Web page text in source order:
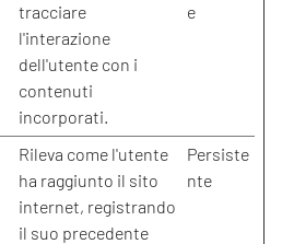
tracciare
l'interazione
dell'utente con i
contenuti
incorporati.
e
Rileva come l'utente
ha raggiunto il sito
internet, registrando
il suo precedente
Persiste
nte